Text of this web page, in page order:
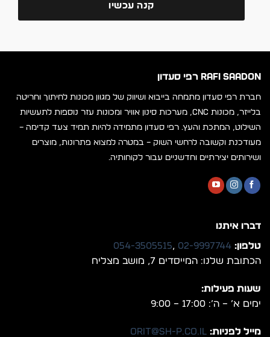
קנה עכשיו
RAFI SAADON רפי סעדון
חברת רפי סעדון מתמחה בייבוא ושיווק של מגוון מכונות לחיתוך וחריטה
בלייזר, מכונות CNC, מערכות סינון אוויר ומכונות עזר נוספות לתעשיות
השילוט, המתכת והעץ. רפי סעדון מתמידה להיות תמיד צעד קדימה –
מעודכנת וקשובה לרחשי השוק – במטרה למצוא פתרונות, מוצרים
ושירותים יצירתיים וחדשניים עבור לקוחותיה.
דברו איתנו
טלפון: 02-9997744
,
054-3505515
הכתובת שלנו: המייסדים 7, מושב מצליח
שעות פעילות:
ימים א’ – ה’: 17:00 – 9:00
מייל לפניות: orit@sh-p.co.il